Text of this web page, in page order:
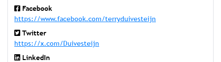
Facebook
https://www.facebook.com/terryduivesteijn
Twitter
https://x.com/Duivesteijn
LinkedIn